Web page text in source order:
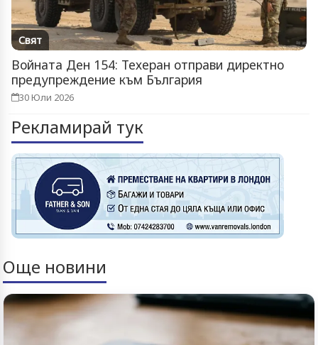
Свят
Войната Ден 154: Техеран отправи директно
предупреждение към България
30 Юли 2026
Рекламирай тук
Още новини